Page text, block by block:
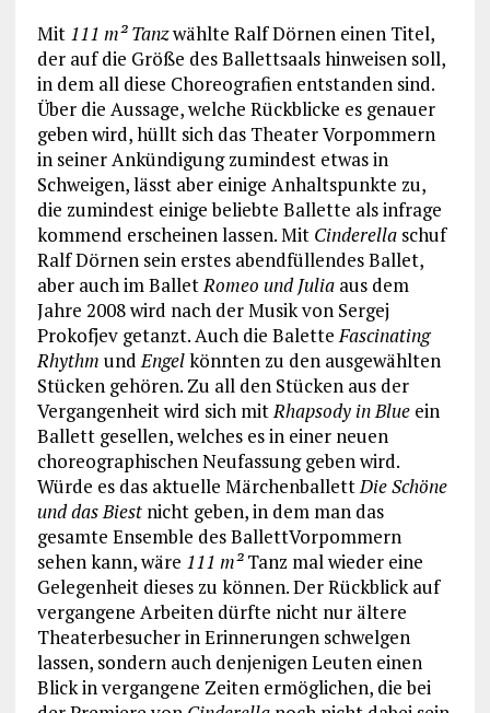
Mit 111 m² Tanzwählte Ralf Dörnen einen Titel,
der auf die Größe des Ballettsaals hinweisen soll,
in dem all diese Choreografien entstanden sind.
Über die Aussage, welche Rückblicke es genauer
geben wird, hüllt sich das Theater Vorpommern
in seiner Ankündigung zumindest etwas in
Schweigen, lässt aber einige Anhaltspunkte zu,
die zumindest einige beliebte Ballette als infrage
kommend erscheinen lassen. Mit Cinderellaschuf
Ralf Dörnen sein erstes abendfüllendes Ballet,
aber auch im Ballet Romeo und Juliaaus dem
Jahre 2008 wird nach der Musik von Sergej
Prokofjev getanzt. Auch die Balette Fascinating
Rhythm und Engelkönnten zu den ausgewählten
Stücken gehören. Zu all den Stücken aus der
Vergangenheit wird sich mit Rhapsody in Blueein
Ballett gesellen, welches es in einer neuen
choreographischen Neufassung geben wird.
Würde es das aktuelle Märchenballett Die Schöne
und das Biestnicht geben, in dem man das
gesamte Ensemble des BallettVorpommern
sehen kann, wäre 111 m²Tanz mal wieder eine
Gelegenheit dieses zu können. Der Rückblick auf
vergangene Arbeiten dürfte nicht nur ältere
Theaterbesucher in Erinnerungen schwelgen
lassen, sondern auch denjenigen Leuten einen
Blick in vergangene Zeiten ermöglichen, die bei